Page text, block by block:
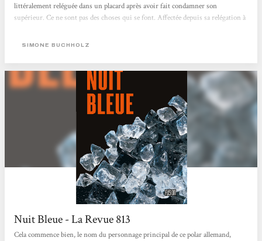
littéralement reléguée dans un placard après avoir fait condamner son
supérieur. Ce ne sont pas des choses qui se font. Affectée depuis sa relégation à
l’hôpital dans un sale état après avoir été roué de coups par...
SIMONE BUCHHOLZ
Nuit Bleue - La Revue 813
Cela commence bien, le nom du personnage principal de ce polar allemand,